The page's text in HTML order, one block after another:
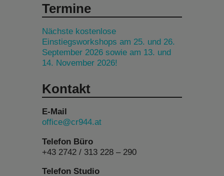
Termine
Nächste kostenlose
Einstiegsworkshops am 25. und 26.
September 2026 sowie am 13. und
14. November 2026!
Kontakt
E-Mail
office@cr944.at
Telefon Büro
+43 2742 / 313 228 – 290
Telefon Studio